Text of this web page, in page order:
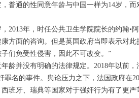
普通的性同意年龄与中国一样为14岁，
2013年，时任公共卫生学院院长的约翰
方面的咨询。但是英国政府当即表示对
们免受性侵害，因此不可改变。”
龄并没有明确的法律规定。2018年以前
名的事件。舆论压力之下，法国政府在
班牙、瑞典等国家对于强奸行为有了更严